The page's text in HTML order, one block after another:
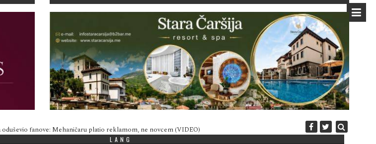
fanove: Mehaničaru platio reklamom, ne novcem (VIDEO) Diplomatija po
LANG